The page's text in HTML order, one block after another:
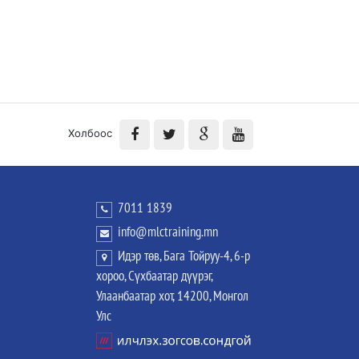
Холбоос
7011 1839
info@mlctraining.mn
Идэр төв, Бага Тойруу-4, 6-р
хороо, Сүхбаатар дүүрэг,
Улаанбаатар хот, 14200, Монгол
Улс